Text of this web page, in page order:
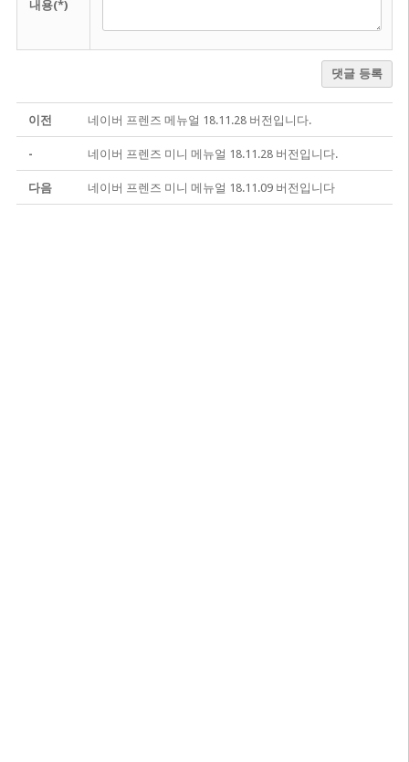
내용(*)
댓글 등록
이전 네이버 프렌즈 메뉴얼 18.11.28 버전입니다.
- 네이버 프렌즈 미니 메뉴얼 18.11.28 버전입니다.
다음 네이버 프렌즈 미니 메뉴얼 18.11.09 버전입니다